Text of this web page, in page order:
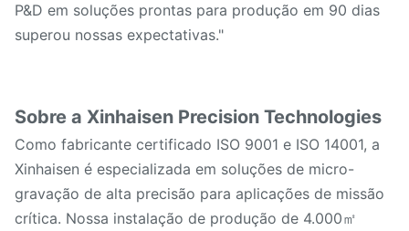
P&D em soluções prontas para produção em 90 dias
superou nossas expectativas."
Sobre a Xinhaisen Precision Technologies
Como fabricante certificado ISO 9001 e ISO 14001, a
Xinhaisen é especializada em soluções de micro-
gravação de alta precisão para aplicações de missão
crítica. Nossa instalação de produção de 4.000㎡